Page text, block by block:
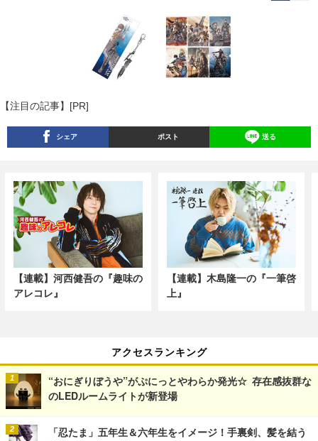
【注目の記事】[PR]
シェア ポスト 送る
【連載】河西健吾の『趣味の
アレコレ』
【連載】木島隆一の『一筆啓
上』
アクセスランキング
“おにぎりぼうや”がぷにっとやわらか発光☆ 存在感抜群な
のLEDルームライトが新登場
「忍たま」五年生＆六年生をイメージ！手裏剣、髪を結う